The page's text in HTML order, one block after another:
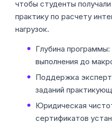
чтобы студенты
практику по расчету
нагрузок.
Глубина
выполнения до
Поддержка
заданий
Юридическая
сертификатов